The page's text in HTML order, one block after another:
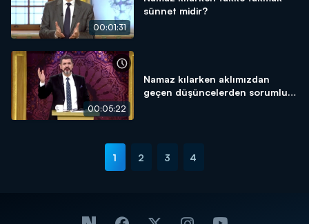
00:01:31
sünnet midir?
00:05:22
Namaz kılarken aklımızdan
geçen düşüncelerden sorumlu
1 2 3 4